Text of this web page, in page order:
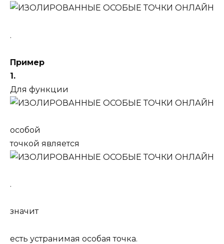
.
Пример
1.
Для функции
особой
точкой является
.
значит
есть устранимая особая точка.